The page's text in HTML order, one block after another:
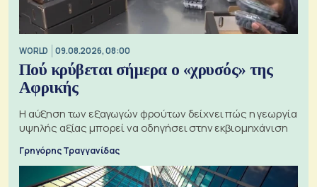
WORLD 09.08.2026, 08:00
Πού κρύβεται σήμερα ο «χρυσός» της
Αφρικής
Η αύξηση των εξαγωγών φρούτων δείχνει πώς η γεωργία
υψηλής αξίας μπορεί να οδηγήσει στην εκβιομηχάνιση
Γρηγόρης Τραγγανίδας